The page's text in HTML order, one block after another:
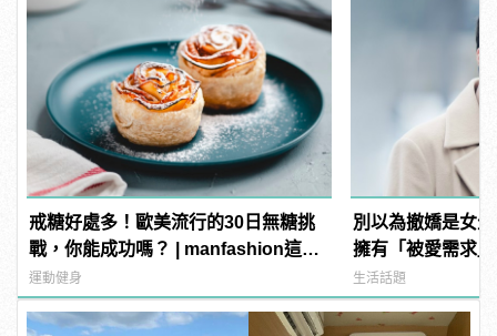
戒糖好處多！歐美流行的30日無糖挑
戰，你能成功嗎？ | manfashion這樣
變型男
運動健身
別以為撤嬌是女
擁有「被愛需求」
生活話題